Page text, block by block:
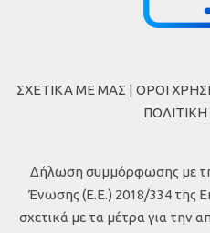
ΣΧΕΤΙΚΑ ΜΕ ΜΑΣ | ΟΡΟΙ
ΠΟΛΙΤΙΚΗ
Δήλωση συμμόρφωσης με
Ένωσης (Ε.Ε.) 2018/334 της
σχετικά με τα μέτρα για την